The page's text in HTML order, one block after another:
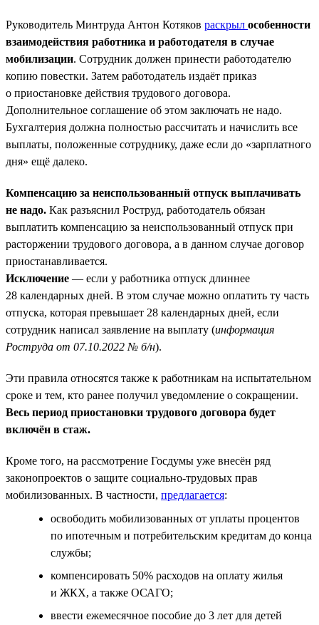
Руководитель Минтруда Антон Котяков раскрыл особенности
взаимодействия работника и работодателя в случае
мобилизации. Сотрудник должен принести работодателю
копию повестки. Затем работодатель издаёт приказ
о приостановке действия трудового договора.
Дополнительное соглашение об этом заключать не надо.
Бухгалтерия должна полностью рассчитать и начислить все
выплаты, положенные сотруднику, даже если до «зарплатного
дня» ещё далеко.
Компенсацию за неиспользованный отпуск выплачивать
не надо. Как разъяснил Роструд, работодатель обязан
выплатить компенсацию за неиспользованный отпуск при
расторжении трудового договора, а в данном случае договор
приостанавливается.
Исключение — если у работника отпуск длиннее
28 календарных дней. В этом случае можно оплатить ту часть
отпуска, которая превышает 28 календарных дней, если
сотрудник написал заявление на выплату (информация
Роструда от 07.10.2022 № б/н).
Эти правила относятся также к работникам на испытательном
сроке и тем, кто ранее получил уведомление о сокращении.
Весь период приостановки трудового договора будет
включён в стаж.
Кроме того, на рассмотрение Госдумы уже внесён ряд
законопроектов о защите социально-трудовых прав
мобилизованных. В частности, предлагается:
освободить мобилизованных от уплаты процентов
по ипотечным и потребительским кредитам до конца
службы;
компенсировать 50% расходов на оплату жилья
и ЖКХ, а также ОСАГО;
ввести ежемесячное пособие до 3 лет для детей